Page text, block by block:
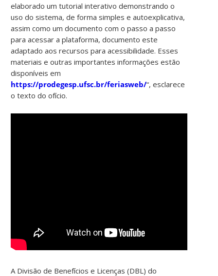
elaborado um tutorial interativo demonstrando o
uso do sistema, de forma simples e autoexplicativa,
assim como um documento com o passo a passo
para acessar a plataforma, documento este
adaptado aos recursos para acessibilidade. Esses
materiais e outras importantes informações estão
disponíveis em
https://prodegesp.ufsc.br/feriasweb/“, esclarece
o texto do ofício.
A Divisão de Benefícios e Licenças (DBL) do